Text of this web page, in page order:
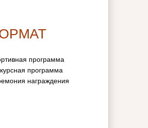
программа
программа
награждения